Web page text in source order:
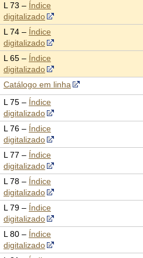
L 73 – Índice
digitalizado
L 74 – Índice
digitalizado
L 65 – Índice
digitalizado
Catálogo em linha
L 75 – Índice
digitalizado
L 76 – Índice
digitalizado
L 77 – Índice
digitalizado
L 78 – Índice
digitalizado
L 79 – Índice
digitalizado
L 80 – Índice
digitalizado